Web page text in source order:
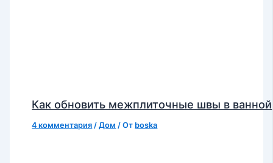
Как обновить межплиточные швы в ванной
4 комментария /Дом / От boska